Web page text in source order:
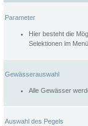
Parameter
Hier besteht die
Selektionen im
Gewässerauswahl
Alle Gewässer
Auswahl des Pegels